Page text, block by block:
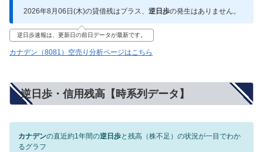
2026年8月06日(木)の貸借残はプラス、 逆日歩の発生はありません。
逆日歩速報は、更新日の前日データが最新です。
カナデン（8081）空売り分析ページはこちら
逆日歩・信用残高【時系列データ】
カナデンの直近約1年間の逆日歩と残高（株不足）の状況が一目でわか
るグラフ